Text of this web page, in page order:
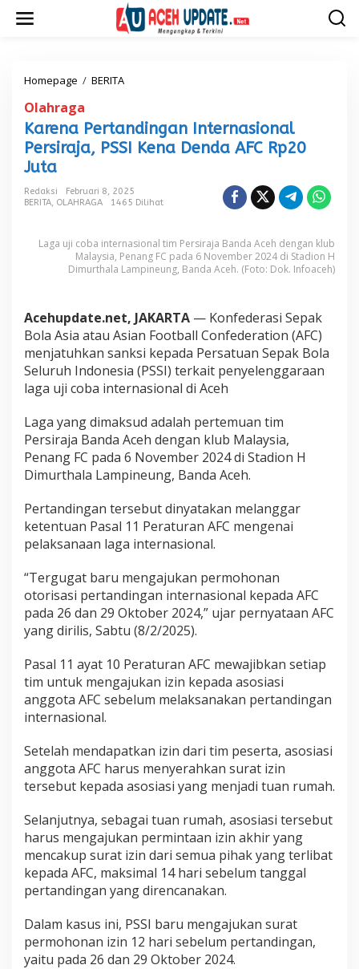
Homepage / BERITA
e
n
a
r
t
n
d
a
n
I
n
t
e
r
a
s
i
o
n
l
P
e
r
a
j
,
P
S
S
e
n
a
D
n
d
a
A
F
C
p
2
0
J
Olahraga
Karena Pertandingan Internasional
Persiraja, PSSI Kena Denda AFC Rp20
Juta
Redaksi
Februari 8, 2025
BERITA, OLAHRAGA 1465 Dilihat
Laga uji coba internasional tim Persiraja Banda Aceh dengan klub
Malaysia, Penang FC pada 6 November 2024 di Stadion H
Dimurthala Lampineung, Banda Aceh. (Foto: Dok. Infoaceh)
Acehupdate.net, JAKARTA — Konfederasi Sepak
Bola Asia atau Asian Football Confederation (AFC)
menjatuhkan sanksi kepada Persatuan Sepak Bola
Seluruh Indonesia (PSSI) terkait penyelenggaraan
laga uji coba internasional di Aceh
Laga yang dimaksud adalah pertemuan tim
Persiraja Banda Aceh dengan klub Malaysia,
Penang FC pada 6 November 2024 di Stadion H
Dimurthala Lampineung, Banda Aceh.
Pertandingan tersebut dinyatakan melanggar
ketentuan Pasal 11 Peraturan AFC mengenai
pelaksanaan laga internasional.
“Tergugat baru mengajukan permohonan
otorisasi pertandingan internasional kepada AFC
pada 26 dan 29 Oktober 2024,” ujar pernyataan AFC
yang dirilis, Sabtu (8/2/2025).
Pasal 11 ayat 10 Peraturan AFC mewajibkan setiap
tim untuk mengajukan izin kepada asosiasi
anggota AFC sebelum melaksanakan pertandingan
internasional.
Setelah mendapatkan izin dari tim peserta, asosiasi
anggota AFC harus menyerahkan surat izin
tersebut kepada asosiasi yang menjadi tuan rumah.
Selanjutnya, sebagai tuan rumah, asosiasi tersebut
harus mengajukan permintaan izin akhir yang
mencakup surat izin dari semua pihak yang terlibat
kepada AFC, maksimal 14 hari sebelum tanggal
pertandingan yang direncanakan.
Dalam kasus ini, PSSI baru mengajukan surat
permohonan izin 12 hari sebelum pertandingan,
yaitu pada 26 dan 29 Oktober 2024.